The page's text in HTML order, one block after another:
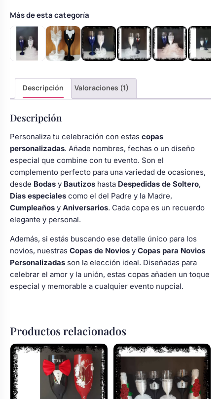
rosas
cantidad
Más de esta categoría
Descripción Valoraciones (1)
Descripción
Personaliza tu celebración con estas copas
personalizadas. Añade nombres, fechas o un diseño
especial que combine con tu evento. Son el
complemento perfecto para una variedad de ocasiones,
desde Bodas y Bautizos hasta Despedidas de Soltero,
Días especiales como el del Padre y la Madre,
Cumpleaños y Aniversarios. Cada copa es un recuerdo
elegante y personal.
Además, si estás buscando ese detalle único para los
novios, nuestras Copas de Novios y Copas para Novios
Personalizadas son la elección ideal. Diseñadas para
celebrar el amor y la unión, estas copas añaden un toque
especial y memorable a cualquier evento nupcial.
Productos relacionados